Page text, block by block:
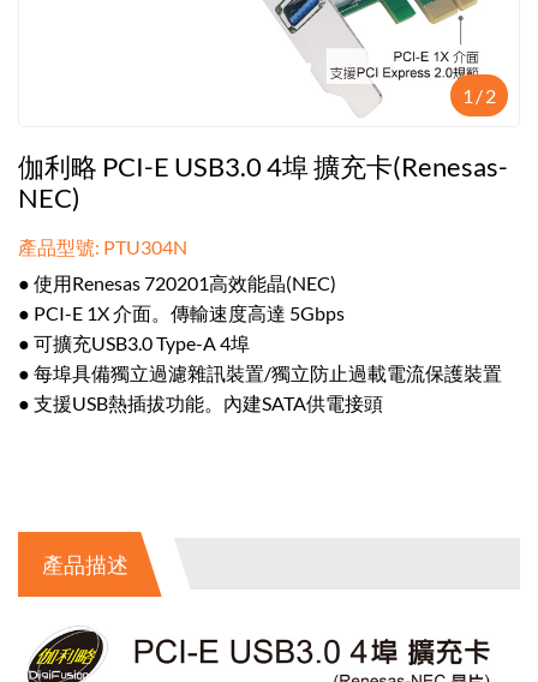
1 /2
伽利略 PCI-E USB3.0 4埠 擴充卡(Renesas-
NEC)
產品型號: PTU304N
● 使用Renesas 720201高效能晶(NEC)
● PCI-E 1X 介面。傳輸速度高達 5Gbps
● 可擴充USB3.0 Type-A 4埠
● 每埠具備獨立過濾雜訊裝置/獨立防止過載電流保護裝置
● 支援USB熱插拔功能。內建SATA供電接頭
產品描述